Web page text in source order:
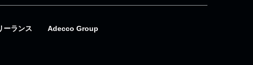
ーランス Adecco Group